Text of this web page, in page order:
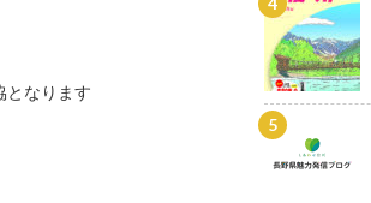
となります